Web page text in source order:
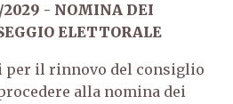
2029 - NOMINA DEI
ELETTORALE
per il rinnovo del consiglio
alla nomina dei